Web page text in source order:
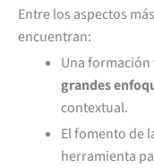
Entre los aspectos
encuentran:
Una
grandes
contextual.
El fomento de
herramienta